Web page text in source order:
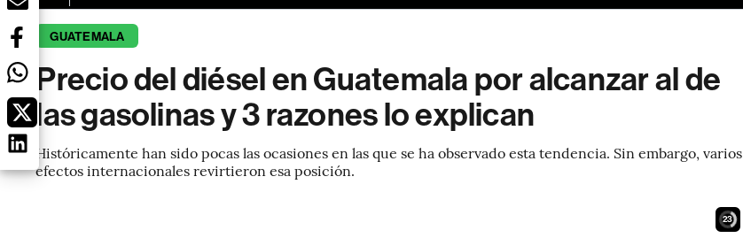
GUATEMALA
Precio del diésel en Guatemala por alcanzar al de
las gasolinas y 3 razones lo explican
Históricamente han sido pocas las ocasiones en las que se ha observado esta tendencia. Sin embargo, varios
efectos internacionales revirtieron esa posición.
22